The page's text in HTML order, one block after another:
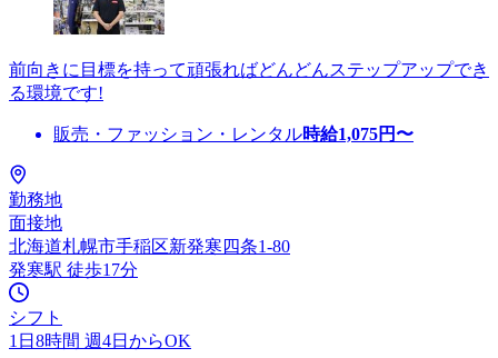
前向きに目標を持って頑張ればどんどんステップアップでき
る環境です!
販売・ファッション・レンタル時給1,075円〜
勤務地
面接地
北海道札幌市手稲区新発寒四条1-80
発寒駅 徒歩17分
シフト
1日8時間 週4日からOK